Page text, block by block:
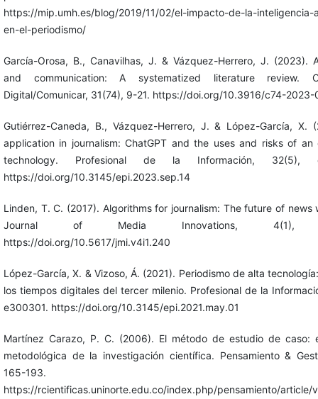
https://mip.umh.es/blog/2019/11/02/el-impacto-de-la-inteligencia-
en-el-periodismo/
García-Orosa, B., Canavilhas, J. & Vázquez-Herrero, J. (2023).
and communication: A systematized literature review.
Digital/Comunicar, 31(74), 9-21. https://doi.org/10.3916/c74-2023-
Gutiérrez-Caneda, B., Vázquez-Herrero, J. & López-García, X.
application in journalism: ChatGPT and the uses and risks of an
technology. Profesional de la Información, 32(5),
https://doi.org/10.3145/epi.2023.sep.14
Linden, T. C. (2017). Algorithms for journalism: The future of news
Journal of Media Innovations, 4(1),
https://doi.org/10.5617/jmi.v4i1.240
López-García, X. & Vizoso, Á. (2021). Periodismo de alta
los tiempos digitales del tercer milenio. Profesional de la
e300301. https://doi.org/10.3145/epi.2021.may.01
Martínez Carazo, P. C. (2006). El método de estudio de caso:
metodológica de la investigación científica. Pensamiento &
165-193.
https://rcientificas.uninorte.edu.co/index.php/pensamiento/article/